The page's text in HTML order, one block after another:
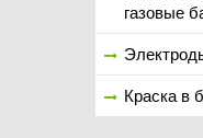
газовые
Краска в